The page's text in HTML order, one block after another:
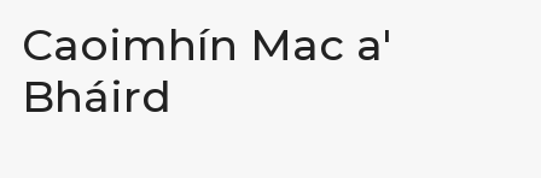
Caoimhín Mac a'
Bháird